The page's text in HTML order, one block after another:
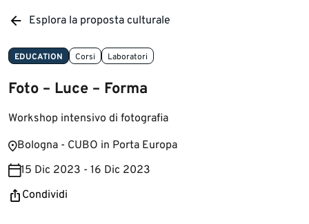
Esplora la proposta culturale
EDUCATION Corsi Laboratori
Foto – Luce – Forma
Workshop intensivo di fotografia
Bologna - CUBO in Porta Europa
15 Dic 2023 - 16 Dic 2023
Condividi